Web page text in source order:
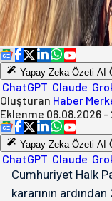
Yapay Zeka Özeti AI
ChatGPT Claude
Oluşturan Haber
Eklenme 06.08.2026 -
Yapay Zeka Özeti AI
ChatGPT Claude
Cumhuriyet Halk
kararının